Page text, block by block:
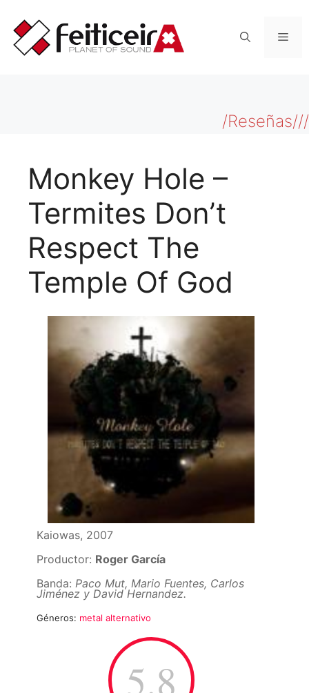
contenido
/Reseñas///
Monkey Hole –
Termites Don’t
Respect The
Temple Of God
Kaiowas, 2007
Productor: Roger García
Banda: Paco Mut, Mario Fuentes, Carlos
Jiménez y David Hernandez.
Géneros: metal alternativo
5.8